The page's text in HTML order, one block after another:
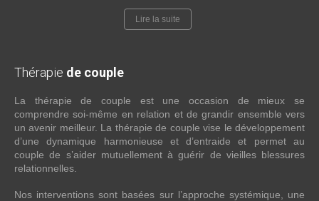
Lire la suite
Thérapie de couple
La thérapie de couple est une occasion de mieux se
comprendre soi-même en relation et de grandir ensemble vers
un avenir meilleur. La thérapie de couple vise le développement
d’une dynamique harmonieuse et d’entraide et permet au
couple de s’aider mutuellement à guérir de vieilles blessures
relationnelles.
Nos interventions sont basées sur l’approche systémique, une